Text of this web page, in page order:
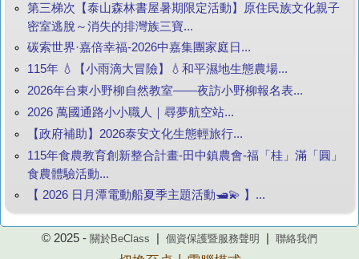
第三梯次【泰山森林書屋暑期限定活動】原住民族文化親子
密室逃脫～消失的排灣族三寶...
碳索世界·嘉倍幸福-2026中嘉集團家庭日...
115年 💧【小雨滴大冒險】💧和平濕地生態農場...
2026年台東小野柳自然教室——夜訪小野柳報名表...
2026 萬國通路小小職人｜尋夢航空站...
【政府補助】2026泰安文化生態輕旅行...
115年食農教育創新整合計畫-田中鎮農會-福「桂」滿「圓」
食農體驗活動...
【 2026 日月潭電動船夏季主題活動🛥️💫 】...
© 2025 - 關於BeClass 個資保護暨服務聲明 聯絡我們